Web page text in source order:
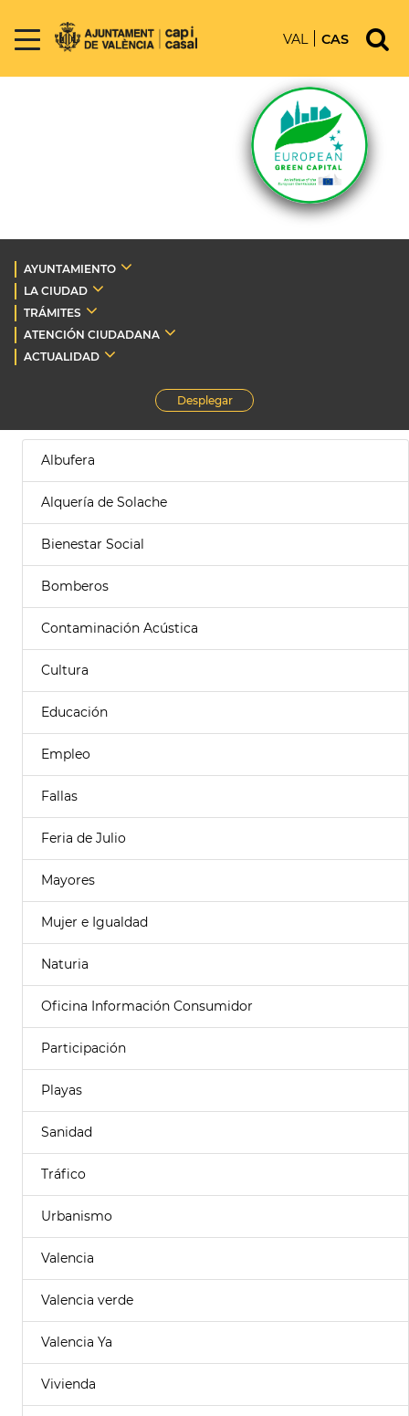
VAL CAS
AYUNTAMIENTO
LA CIUDAD
TRÁMITES
ATENCIÓN CIUDADANA
ACTUALIDAD
Desplegar
Albufera
Alquería de Solache
Bienestar Social
Bomberos
Contaminación Acústica
Cultura
Educación
Empleo
Fallas
Feria de Julio
Mayores
Mujer e Igualdad
Naturia
Oficina Información Consumidor
Participación
Playas
Sanidad
Tráfico
Urbanismo
Valencia
Valencia verde
Valencia Ya
Vivienda